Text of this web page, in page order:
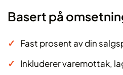
Basert på
Fast prosent av din
Inkluderer varemottak,